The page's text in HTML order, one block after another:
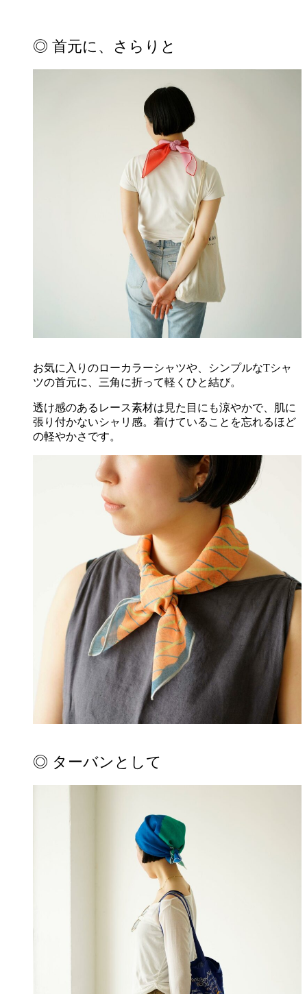
◎ 首元に、さらりと
お気に入りのローカラーシャツや、シンプルなTシャ
ツの首元に、三角に折って軽くひと結び。
透け感のあるレース素材は見た目にも涼やかで、肌に
張り付かないシャリ感。着けていることを忘れるほど
の軽やかさです。
◎ ターバンとして